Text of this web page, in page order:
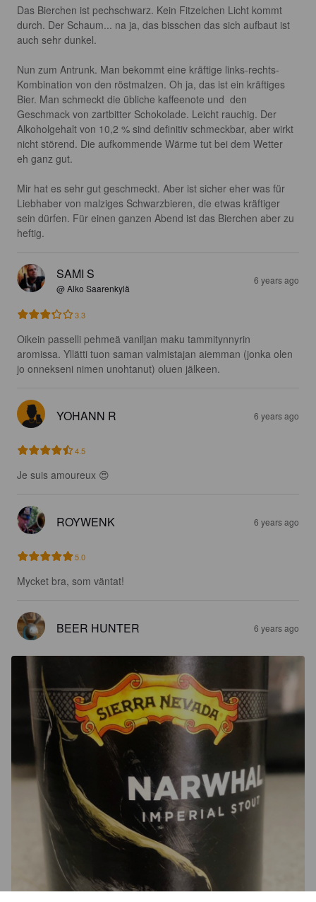
Das Bierchen ist pechschwarz. Kein Fitzelchen Licht kommt
durch. Der Schaum... na ja, das bisschen das sich aufbaut ist
auch sehr dunkel.
Nun zum Antrunk. Man bekommt eine kräftige links-rechts-
Kombination von den röstmalzen. Oh ja, das ist ein kräftiges
Bier. Man schmeckt die übliche kaffeenote und  den
Geschmack von zartbitter Schokolade. Leicht rauchig. Der
Alkoholgehalt von 10,2 % sind definitiv schmeckbar, aber wirkt
nicht störend. Die aufkommende Wärme tut bei dem Wetter
eh ganz gut.
Mir hat es sehr gut geschmeckt. Aber ist sicher eher was für
Liebhaber von malziges Schwarzbieren, die etwas kräftiger
sein dürfen. Für einen ganzen Abend ist das Bierchen aber zu
heftig.
SAMI S
@ Alko Saarenkylä
6 years ago
3.3
Oikein passelli pehmeä vaniljan maku tammitynnyrin
aromissa. Yllätti tuon saman valmistajan aiemman (jonka olen
jo onnekseni nimen unohtanut) oluen jälkeen.
YOHANN R 6 years ago
4.5
Je suis amoureux 😍
ROYWENK 6 years ago
5.0
Mycket bra, som väntat!
BEER HUNTER 6 years ago